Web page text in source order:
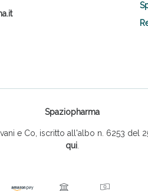
Spaziopharma
e Co, iscritto all'albo n. 6253
qui.